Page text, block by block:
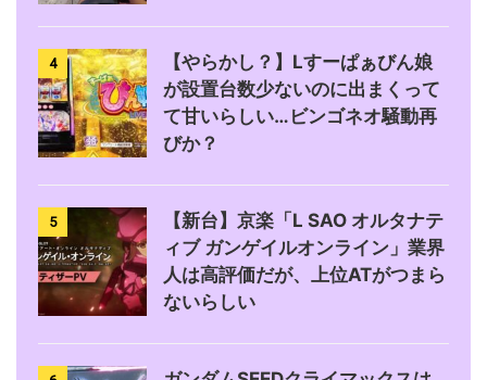
4
【やらかし？】Lすーぱぁびん娘
が設置台数少ないのに出まくって
て甘いらしい…ビンゴネオ騒動再
びか？
5
【新台】京楽「L SAO オルタナテ
ィブ ガンゲイルオンライン」業界
人は高評価だが、上位ATがつまら
ないらしい